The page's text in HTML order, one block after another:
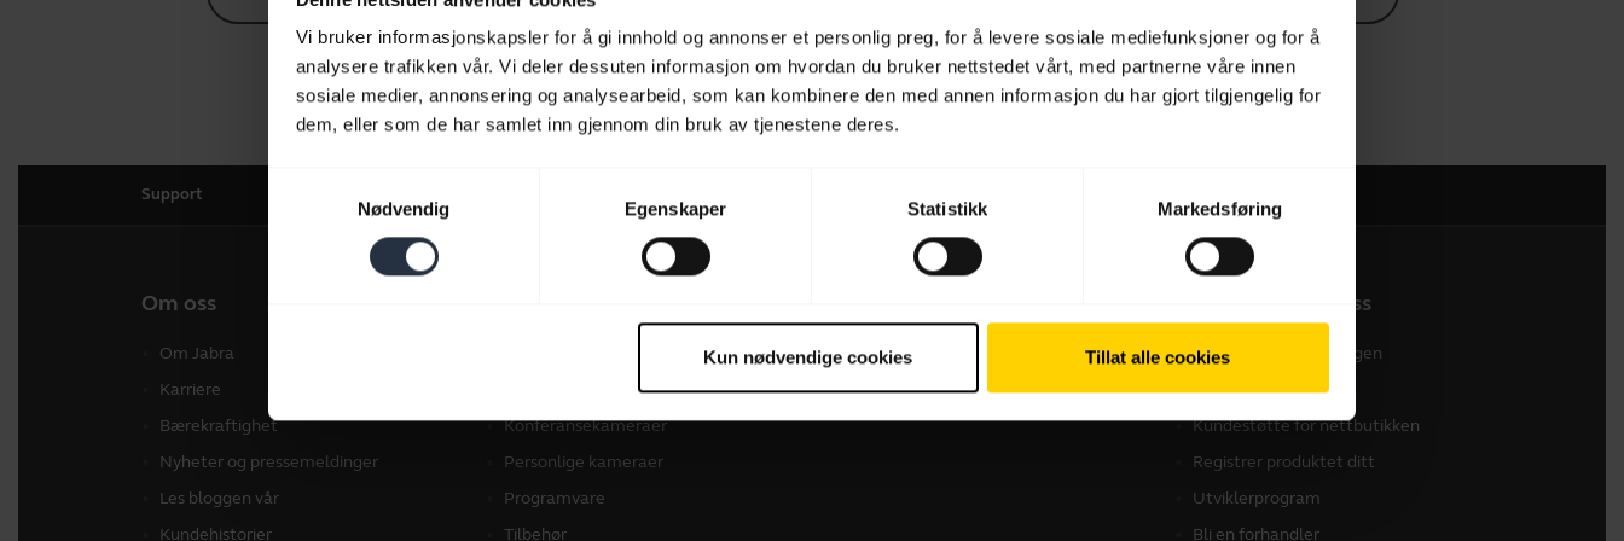
Vi bruker informasjonskapsler for å gi innhold og annonser et personlig preg, for å levere sosiale mediefunksjoner og for å
analysere trafikken vår. Vi deler dessuten informasjon om hvordan du bruker nettstedet vårt, med partnerne våre innen
sosiale medier, annonsering og analysearbeid, som kan kombinere den med annen informasjon du har gjort tilgjengelig for
dem, eller som de har samlet inn gjennom din bruk av tjenestene deres.
Nødvendig
Egenskaper Statistikk Markedsføring
Kun nødvendige cookies Tillat alle cookies
Programvare og apper
Support
Om oss
Om Jabra
Karriere
Bærekraftighet
Nyheter og pressemeldinger
Les bloggen vår
Kundehistorier
Konferansehøyttalere
Konferansekameraer
Personlige kameraer
Programvare
Tilbehør
Autoriserte forhandlere i
Ta kontakt med oss
Kontakt salgsavdelingen
Kontakt brukerstøtte
Kundestøtte for nettbutikken
Registrer produktet ditt
Utviklerprogram
Bli en forhandler